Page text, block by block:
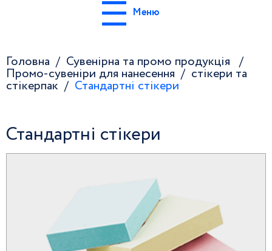
Меню
Головна
Сувенірна та промо продукція
Промо-сувеніри для нанесення
стікери та
стікерпак
Стандартні стікери
Стандартні стікери